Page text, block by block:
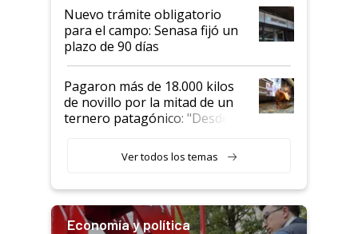
Nuevo trámite obligatorio
para el campo: Senasa fijó un
plazo de 90 días
Pagaron más de 18.000 kilos
de novillo por la mitad de un
ternero patagónico: "Desde
llamar la atención"
Ver todos los temas
Economía y política